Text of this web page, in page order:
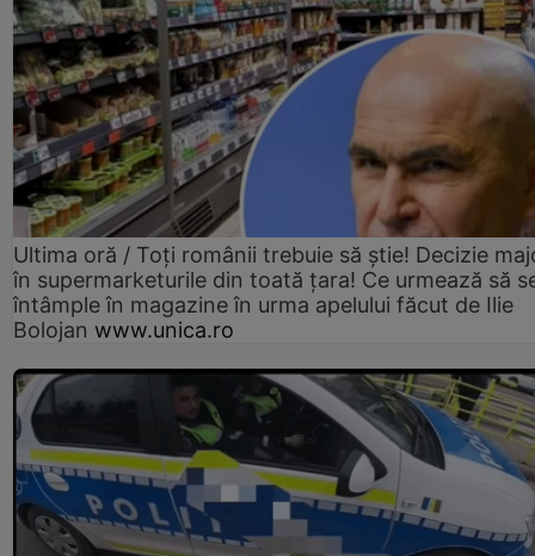
Ultima oră / Toți românii trebuie să știe! Decizie
în supermarketurile din toată țara! Ce urmează să
întâmple în magazine în urma apelului făcut de Ilie
Bolojan www.unica.ro